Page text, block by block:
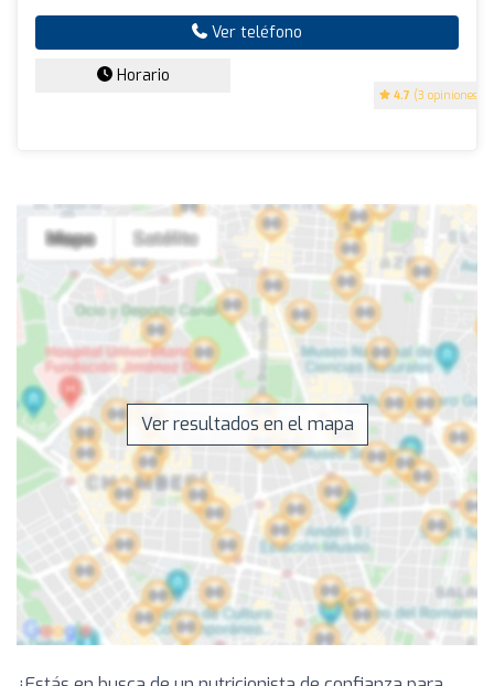
4.7 (3 opiniones)
Ver teléfono
Horario
Ver resultados en el mapa